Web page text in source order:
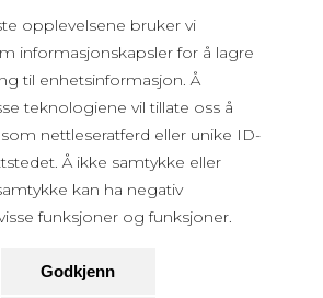
opplevelsene bruker vi
informasjonskapsler for å lagre
til enhetsinformasjon. Å
teknologiene vil tillate oss å
nettleseratferd eller unike ID-
Å ikke samtykke eller
kan ha negativ
funksjoner og funksjoner.
Godkjenn